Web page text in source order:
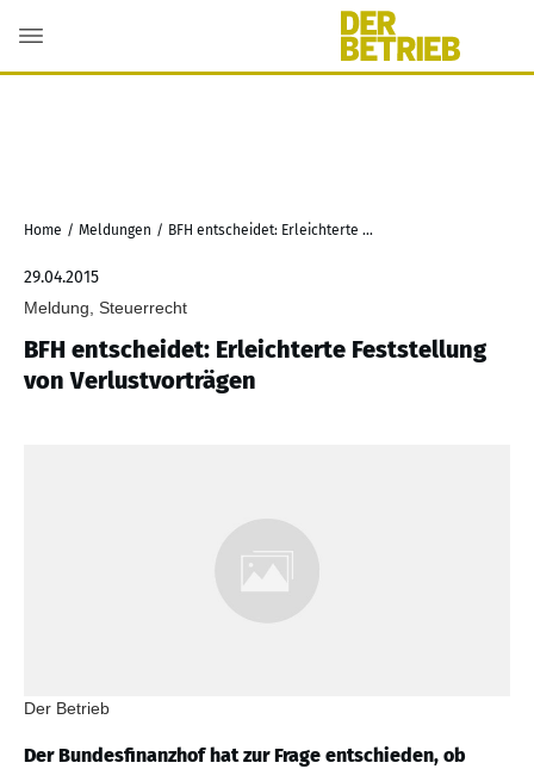
Home / Meldungen / BFH entscheidet: Erleichterte Feststellung von Verlustvorträgen
29.04.2015
Meldung, Steuerrecht
BFH entscheidet: Erleichterte Feststellung
von Verlustvorträgen
Der Betrieb
Der Bundesfinanzhof hat zur Frage entschieden, ob